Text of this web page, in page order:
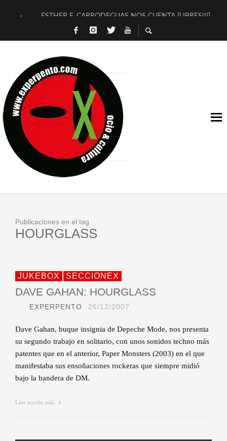
ESTHER F. CARRODEGUAS NOS CUENTA [LIBRES!!!]
[TERRA DE GUAPES] DE SANDRA MONFORT
TIMBRE 4, LA ESCUELA DEL DIRECTOR TEATRAL CLAUDIO
30 AÑOS (NO ES NADA) DE LA KATARSIS DEL TOMATAZO
MILITARES JUDÍAS EN #EXVITA
D’BALDOMEROS REINVENTAN [BITÁCORA 3.0] EN EXVITA
MARSHALL FLASH PRESENTA EN EXVITA [RELATIVA
JOFRE BARDAGÍ EN EXVITA INTERPRETANDO A SERRAT
Publicaciones en el tag
HOURGLASS
JUKEBOX SECCIONEX
DAVE GAHAN: HOURGLASS
EXPERPENTO 26/12/2007
Dave Gahan, buque insignia de Depeche Mode, nos presenta
su segundo trabajo en solitario, con unos sonidos techno más
patentes que en el anterior, Paper Monsters (2003) en el que
manifestaba sus ensoñaciones rockeras que siempre midió
bajo la bandera de DM.
Leer mucho más